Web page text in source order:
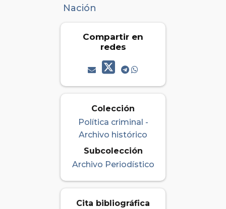
Nación
Compartir en
redes
Colección
Política criminal -
Archivo histórico
Subcolección
Archivo Periodístico
Cita bibliográfica